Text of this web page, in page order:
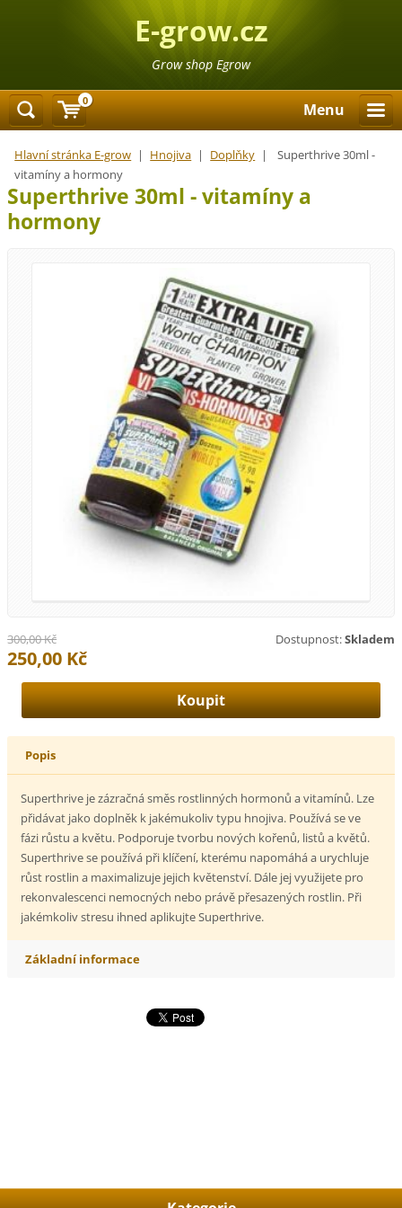
E-grow.cz
Grow shop Egrow
Menu
Hlavní stránka E-grow | Hnojiva | Doplňky |
Superthrive 30ml -
vitamíny a hormony
Superthrive 30ml - vitamíny a
hormony
Dostupnost:Skladem
300,00 Kč
250,00 Kč
Popis
Superthrive je zázračná směs rostlinných hormonů a vitamínů. Lze
přidávat jako doplněk k jakémukoliv typu hnojiva. Používá se ve
fázi růstu a květu. Podporuje tvorbu nových kořenů, listů a květů.
Superthrive se používá při klíčení, kterému napomáhá a urychluje
růst rostlin a maximalizuje jejich květenství. Dále jej využijete pro
rekonvalescenci nemocných nebo právě přesazených rostlin. Při
jakémkoliv stresu ihned aplikujte Superthrive.
Základní informace
0